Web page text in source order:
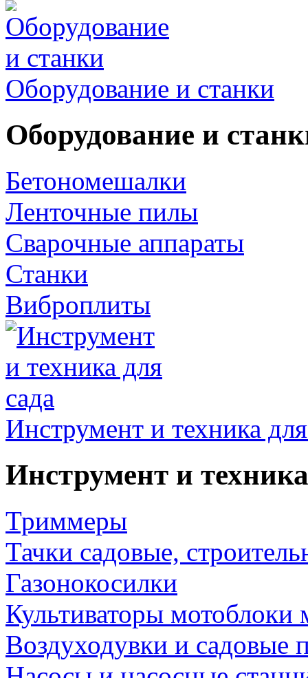
Оборудование и станки
Оборудование и
Бетономешалки
Ленточные пилы
Сварочные аппараты
Станки
Виброплиты
Инструмент и техника
Инструмент и
Триммеры
Тачки садовые,
Газонокосилки
Культиваторы мотоблоки
Воздуходувки и садовые